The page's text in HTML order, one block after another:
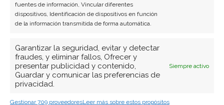
fuentes de información, Vincular diferentes
dispositivos, Identificación de dispositivos en función
de la información transmitida de forma automática.
Garantizar la seguridad, evitar y detectar
fraudes, y eliminar fallos, Ofrecer y
presentar publicidad y contenido,
Guardar y comunicar las preferencias de
privacidad.
Siempre activo
Gestionar 709 proveedoresLeer más sobre estos propósitos